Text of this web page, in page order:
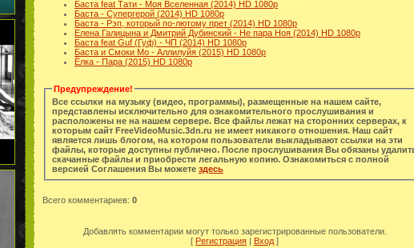
Баста feat Тати - Моя Вселенная (2014) HD 1080p
Баста - Супергерой (2014) HD 1080p
Баста - Рэп, который по-лютому прет (2014) HD 1080p
Елена Галицына и Дмитрий Дубинский - Не пара Ноя (2014) HD 1080p
Баста feat Guf (Гуф) - ЧП (2014) HD 1080p
Баста и Смоки Мо - Аллилуйя (2015) HD 1080p
Ёлка - Пара (2015) HD 1080p
Предупреждение!
Все ссылки на музыку (видео, программы), размещенные на нашем сайте,
представлены исключительно для ознакомительного прослушивания и
расположены не на нашем сервере. Все файлы лежат на сторонних серверах, к
которым сайт FreeVideoMusic.3dn.ru не имеет никакого отношения. Наш сайт
является лишь блогом, на котором пользователи выкладывают ссылки на эти
файлы, которые доступны публично. После прослушивания Вы обязаны
скачанные файлы и приобрести легальную копию. Ознакомиться с полной
версией Соглашения Вы можете здесь
Всего комментариев: 0
Добавлять комментарии могут только зарегистрированные пользователи.
[ Регистрация | Вход ]